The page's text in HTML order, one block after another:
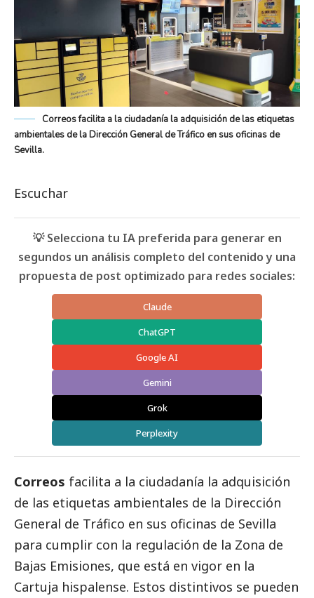
Correos facilita a la ciudadanía la adquisición de las etiquetas
ambientales de la Dirección General de Tráfico en sus oficinas de
Sevilla.
Escuchar
💡 Selecciona tu IA preferida para generar en
segundos un análisis completo del contenido y una
propuesta de post optimizado para redes sociales:
Claude
ChatGPT
Google AI
Gemini
Grok
Perplexity
Correos facilita a la ciudadanía la adquisición
de las etiquetas ambientales de la Dirección
General de Tráfico en sus oficinas de Sevilla
para cumplir con la regulación de la Zona de
Bajas Emisiones, que está en vigor en la
Cartuja hispalense. Estos distintivos se pueden